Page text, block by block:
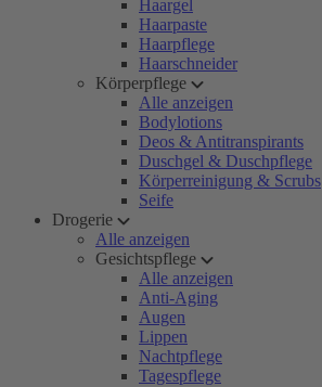
Haargel
Haarpaste
Haarpflege
Haarschneider
Körperpflege
Alle anzeigen
Bodylotions
Deos & Antitranspirants
Duschgel & Duschpflege
Körperreinigung & Scrubs
Seife
Drogerie
Alle anzeigen
Gesichtspflege
Alle anzeigen
Anti-Aging
Augen
Lippen
Nachtpflege
Tagespflege